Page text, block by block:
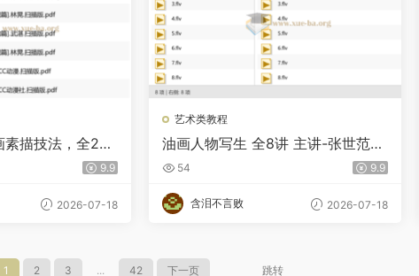
素描技法，全28
打包
9.9
2026-07-18
艺术类教程
油画人物写生 全8讲 主讲-张世范
视频教程
54 9.9
含泪不言败 2026-07-18
1 2 3 ... 42 下一页 跳转